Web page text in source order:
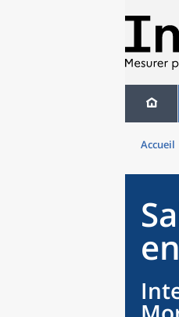
Accueil